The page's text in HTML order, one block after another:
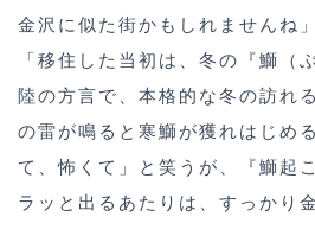
金沢に似た街かもしれませんね
「移住した当初は、冬の『鰤
陸の方言で、本格的な冬の訪れ
の雷が鳴ると寒鰤が獲れはじめ
て、怖くて」と笑うが、『鰤起
ラッと出るあたりは、すっかり